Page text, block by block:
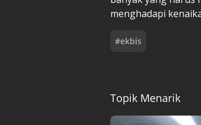
menghadapi
#ekbis
Topik Menarik